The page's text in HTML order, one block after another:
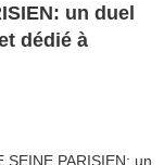
un duel
dédié à